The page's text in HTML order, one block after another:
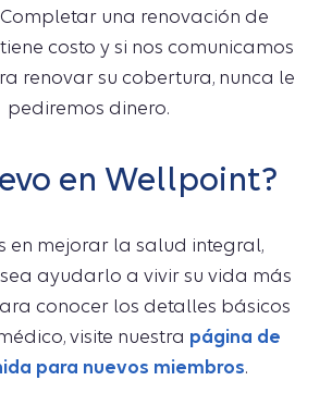
una renovación de
costo y si nos comunicamos
renovar su cobertura, nunca le
pediremos dinero.
en Wellpoint?
en mejorar la salud integral,
ayudarlo a vivir su vida más
conocer los detalles básicos
visite nuestra página de
para nuevos miembros.